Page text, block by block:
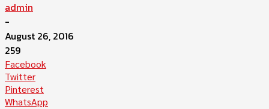
admin
-
August 26, 2016
259
Facebook
Twitter
Pinterest
WhatsApp